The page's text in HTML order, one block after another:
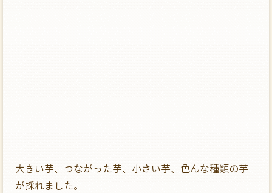
大きい芋、つながった芋、小さい芋、色んな種類の芋
が採れました。